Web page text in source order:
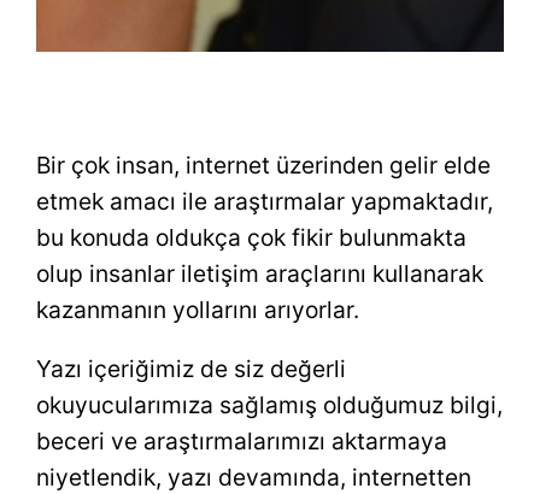
Bir çok insan, internet üzerinden gelir elde
etmek amacı ile araştırmalar yapmaktadır,
bu konuda oldukça çok fikir bulunmakta
olup insanlar iletişim araçlarını kullanarak
kazanmanın yollarını arıyorlar.
Yazı içeriğimiz de siz değerli
okuyucularımıza sağlamış olduğumuz bilgi,
beceri ve araştırmalarımızı aktarmaya
niyetlendik, yazı devamında, internetten